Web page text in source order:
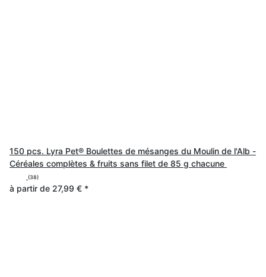
150 pcs. Lyra Pet® Boulettes de mésanges du Moulin de l'Alb -
Céréales complètes & fruits sans filet de 85 g chacune
(38)
à partir de 27,99 € *